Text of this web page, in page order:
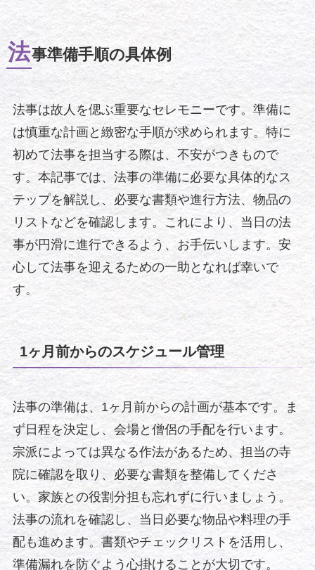
法事準備手順の具体例
法事は故人を偲ぶ重要なセレモニーです。準備に
は慎重な計画と緻密な手順が求められます。特に
初めて法事を担当する際は、不安がつきもので
す。本記事では、法事の準備に必要な具体的なス
テップを解説し、必要な書類や進行方法、物品の
リストなどを確認します。これにより、当日の法
事が円滑に進行できるよう、お手伝いします。安
心して法事を迎えるための一助となれば幸いで
す。
1ヶ月前からのスケジュール管理
法事の準備は、1ヶ月前からの計画が基本です。ま
ず日程を決定し、会場と僧侶の手配を行います。
宗派によっては異なる作法があるため、担当の寺
院に確認を取り、必要な書類を整備してくださ
い。家族との役割分担も忘れずに行いましょう。
法事の流れを確認し、当日必要な物品や料理の手
配も進めます。書類やチェックリストを活用し、
準備漏れを防ぐよう心掛けることが大切です。